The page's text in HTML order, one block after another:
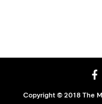
Copyright © 2018 The